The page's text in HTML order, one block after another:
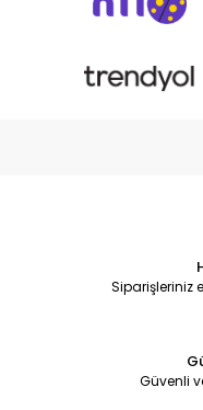
Siparişleriniz
Güvenli